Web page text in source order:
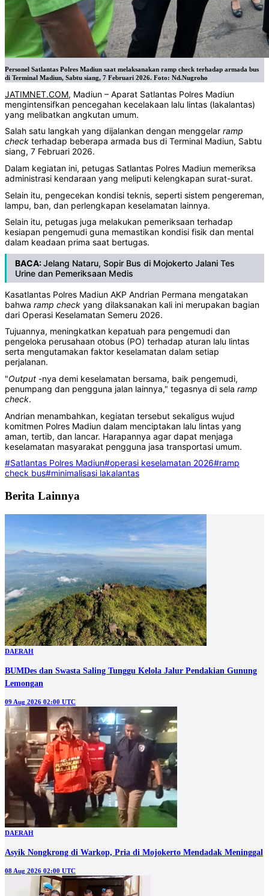
Personel Satlantas Polres Madiun saat melaksanakan ramp check terhadap armada bus
di Terminal Madiun, Sabtu siang, 7 Februari 2026. Foto: Nd.Nugroho
JATIMNET.COM, Madiun – Aparat Satlantas Polres Madiun
mengintensifkan pencegahan kecelakaan lalu lintas (lakalantas)
yang melibatkan angkutan umum.
Salah satu langkah yang dijalankan dengan menggelar ramp
check terhadap beberapa armada bus di Terminal Madiun, Sabtu
siang, 7 Februari 2026.
Dalam kegiatan ini, petugas Satlantas Polres Madiun memeriksa
administrasi kendaraan yang meliputi kelengkapan surat-surat.
Selain itu, pengecekan kondisi teknis, seperti sistem pengereman,
lampu, ban, dan perlengkapan keselamatan lainnya.
Selain itu, petugas juga melakukan pemeriksaan terhadap
kesiapan pengemudi guna memastikan kondisi fisik dan mental
dalam keadaan prima saat bertugas.
BACA:Jelang Nataru, Sopir Bus di Mojokerto Jalani Tes
Urine dan Pemeriksaan Medis
Kasatlantas Polres Madiun AKP Andrian Permana mengatakan
bahwa ramp check yang dilaksanakan kali ini merupakan bagian
dari Operasi Keselamatan Semeru 2026.
Tujuannya, meningkatkan kepatuah para pengemudi dan
pengeloka perusahaan otobus (PO) terhadap aturan lalu lintas
serta mengutamakan faktor keselamatan dalam setiap
perjalanan.
"Output -nya demi keselamatan bersama, baik pengemudi,
penumpang dan pengguna jalan lainnya," tegasnya di sela ramp
check.
Andrian menambahkan, kegiatan tersebut sekaligus wujud
komitmen Polres Madiun dalam menciptakan lalu lintas yang
aman, tertib, dan lancar. Harapannya agar dapat menjaga
keselamatan masyarakat pengguna jasa transportasi umum.
#Satlantas Polres Madiun#operasi keselamatan 2026#ramp
check bus#minimalisasi lakalantas
Berita Lainnya
DAERAH
BUMDes dan Swasta Saling Tunggu Kelola Jalur Pendakian Gunung
Lemongan
09 Aug 2026 02:00 UTC
DAERAH
Asyik Nongkrong di Warkop, Pria di Mojokerto Mendadak Meninggal
08 Aug 2026 02:00 UTC